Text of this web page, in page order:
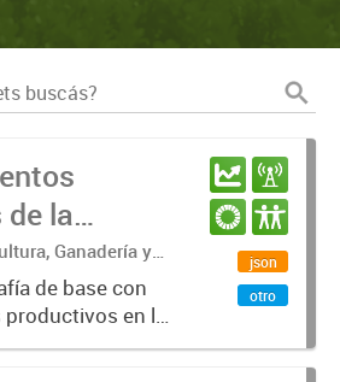
la
Entre Ríos
Ganadería y
Desarrollo
de base con
en la
Ríos.
json
otro